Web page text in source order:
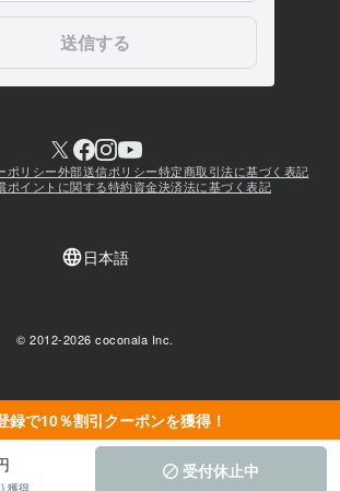
録で10％割引クーポンを獲得！
獲得
受付休止中